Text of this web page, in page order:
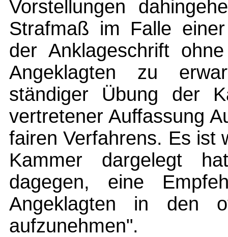
Vorstellungen
Strafmaß im Falle
der Anklageschrift
Angeklagten zu
ständiger Übung der
vertretener Auffassung
fairen Verfahrens. Es ist
Kammer dargelegt
dagegen, eine
Angeklagten in den
aufzunehmen".